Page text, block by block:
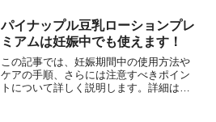
パイナップル豆乳ローションプレ
ミアムは妊娠中でも使えます！
この記事では、妊娠期間中の使用方法や
ケアの手順、さらには注意すべきポイン
トについて詳しく説明します。詳細は記